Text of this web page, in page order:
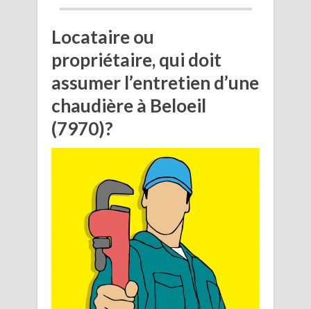
Locataire ou
propriétaire, qui doit
assumer l’entretien d’une
chaudière à Beloeil
(7970)?